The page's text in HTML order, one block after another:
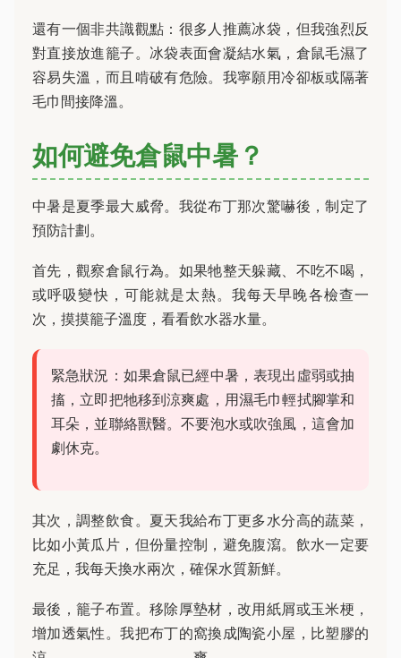
還有一個非共識觀點：很多人推薦冰袋，但我強烈反
對直接放進籠子。冰袋表面會凝結水氣，倉鼠毛濕了
容易失溫，而且啃破有危險。我寧願用冷卻板或隔著
毛巾間接降溫。
如何避免倉鼠中暑？
中暑是夏季最大威脅。我從布丁那次驚嚇後，制定了
預防計劃。
首先，觀察倉鼠行為。如果牠整天躲藏、不吃不喝，
或呼吸變快，可能就是太熱。我每天早晚各檢查一
次，摸摸籠子溫度，看看飲水器水量。
緊急狀況：如果倉鼠已經中暑，表現出虛弱或抽
搐，立即把牠移到涼爽處，用濕毛巾輕拭腳掌和
耳朵，並聯絡獸醫。不要泡水或吹強風，這會加
劇休克。
其次，調整飲食。夏天我給布丁更多水分高的蔬菜，
比如小黃瓜片，但份量控制，避免腹瀉。飲水一定要
充足，我每天換水兩次，確保水質新鮮。
最後，籠子布置。移除厚墊材，改用紙屑或玉米梗，
增加透氣性。我把布丁的窩換成陶瓷小屋，比塑膠的